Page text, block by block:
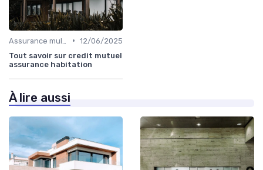
• 12/06/2025
Tout savoir sur credit mutuel
assurance habitation
À lire aussi